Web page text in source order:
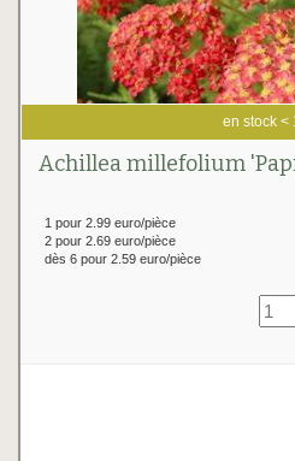
en stock <
Achillea millefolium
1 pour 2.99 euro/pièce
2 pour 2.69 euro/pièce
dès 6 pour 2.59 euro/pièce